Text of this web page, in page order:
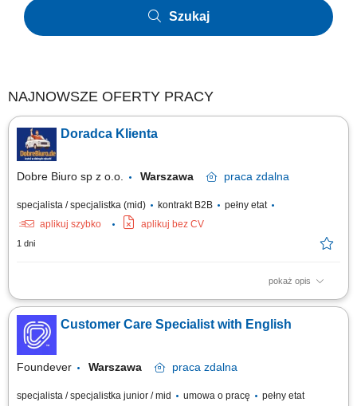
Szukaj
NAJNOWSZE OFERTY PRACY
Doradca Klienta
Dobre Biuro sp z o.o. Warszawa praca zdalna
specjalista / specjalistka (mid) kontrakt B2B
pełny etat
aplikuj szybko
aplikuj bez CV
1 dni
pokaż opis
Twój zakres obowiązków: Telefoniczna obsługa klientów polskich;
Prowadzenie pierwszych rozmów z interesantami umawiającymi się z
nami na rozmowy przez naszą stronę www; zawieranie umów z klientami
na realizację naszych usług; nadzorowanie płatności; zbieranie
niezbędnych informacji...
Customer Care Specialist with English
Foundever Warszawa praca zdalna
specjalista / specjalistka junior / mid umowa o pracę
pełny etat